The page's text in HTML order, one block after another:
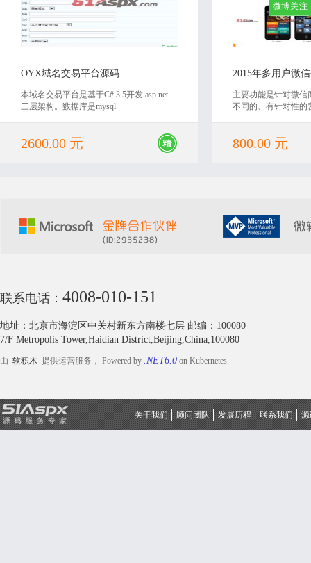
微博关注
OYX域名交易平台源码
本域名交易平台是基于C# 3.5开发 asp.net
三层架构。数据库是mysql
2600.00 元
2015年多用户微
主要功能是针对微信
不同的、有针对性的
800.00 元
联系电话： 4008-010-151
地址：北京市海淀区中关村新东方南楼七层 邮编：100080
7/F Metropolis Tower,Haidian District,Beijing,China,100080
由 软积木 提供运营服务， Powered by .NET6.0 on Kubernetes.
关于我们 顾问团队 发展历程 联系我们